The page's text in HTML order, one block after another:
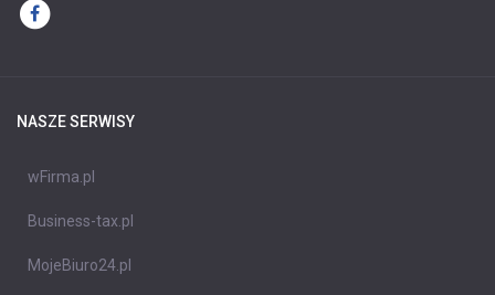
NASZE SERWISY
wFirma.pl
Business-tax.pl
MojeBiuro24.pl